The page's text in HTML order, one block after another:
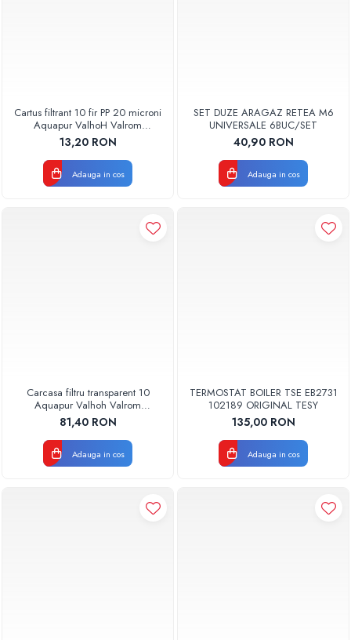
Cartus filtrant 10 fir PP 20 microni
Aquapur ValhoH Valrom
AQUA07000210020
13,20 RON
Adauga in cos
SET DUZE ARAGAZ RETEA M6
UNIVERSALE 6BUC/SET
40,90 RON
Adauga in cos
Carcasa filtru transparent 10
Aquapur Valhoh Valrom
AQUA00110001032
81,40 RON
Adauga in cos
TERMOSTAT BOILER TSE EB2731
102189 ORIGINAL TESY
135,00 RON
Adauga in cos